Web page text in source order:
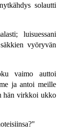
solautti
luisuessani
vyöryvän
vaimo auttoi
ja antoi meille
hän virkkoi ukko